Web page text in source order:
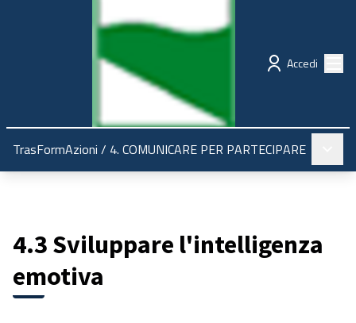
Regione Emilia-Romagna Partecipazione
Accedi
TrasFormAzioni / 4. COMUNICARE PER PARTECIPARE
4.3 Sviluppare l'intelligenza
emotiva